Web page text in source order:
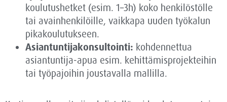
koulutushetket (esim. 1–3h) koko henkilöstölle
tai avainhenkilöille, vaikkapa uuden työkalun
pikakoulutukseen.
Asiantuntijakonsultointi: kohdennettua
asiantuntija-apua esim. kehittämisprojekteihin
tai työpajoihin joustavalla mallilla.